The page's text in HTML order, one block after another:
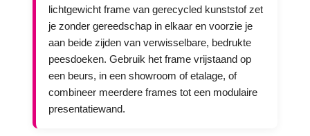
lichtgewicht frame van gerecycled kunststof zet
je zonder gereedschap in elkaar en voorzie je
aan beide zijden van verwisselbare, bedrukte
peesdoeken. Gebruik het frame vrijstaand op
een beurs, in een showroom of etalage, of
combineer meerdere frames tot een modulaire
presentatiewand.